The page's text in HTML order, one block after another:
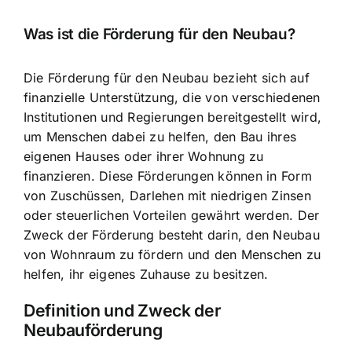
Was ist die Förderung für den Neubau?
Die Förderung für den Neubau bezieht sich auf
finanzielle Unterstützung, die von verschiedenen
Institutionen und Regierungen bereitgestellt wird,
um Menschen dabei zu helfen, den Bau ihres
eigenen Hauses oder ihrer Wohnung zu
finanzieren. Diese Förderungen können in Form
von Zuschüssen, Darlehen mit niedrigen Zinsen
oder steuerlichen Vorteilen gewährt werden. Der
Zweck der Förderung besteht darin, den Neubau
von Wohnraum zu fördern und den Menschen zu
helfen, ihr eigenes Zuhause zu besitzen.
Definition und Zweck der
Neubauförderung